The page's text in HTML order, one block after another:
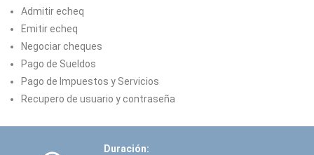
Admitir echeq
Emitir echeq
Negociar cheques
Pago de Sueldos
Pago de Impuestos y Servicios
Recupero de usuario y contraseña
Duración: